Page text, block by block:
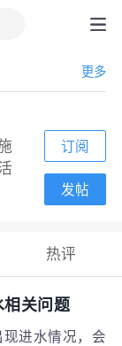
更多
订阅
发帖
热评
关问题
进水情况，会